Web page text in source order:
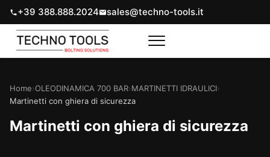
+39 388.888.2024 sales@techno-tools.it
Home›OLEODINAMICA 700 BAR›MARTINETTI IDRAULICI›
Martinetti con ghiera di sicurezza
Martinetti con ghiera di sicurezza